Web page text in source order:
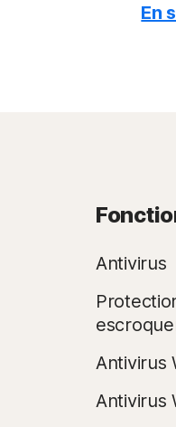
En
Antivirus
Antivirus
Antivirus